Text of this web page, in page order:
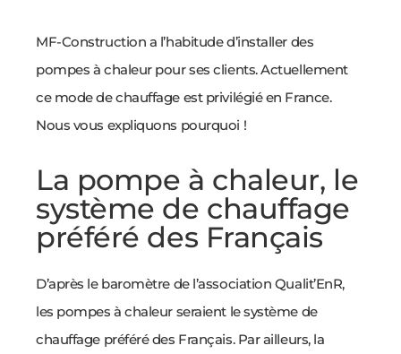
MF-Construction a l’habitude d’installer des
pompes à chaleur pour ses clients. Actuellement
ce mode de chauffage est privilégié en France.
Nous vous expliquons pourquoi !
La pompe à chaleur, le
système de chauffage
préféré des Français
D’après le baromètre de l’association Qualit’EnR,
les pompes à chaleur seraient le système de
chauffage préféré des Français. Par ailleurs, la